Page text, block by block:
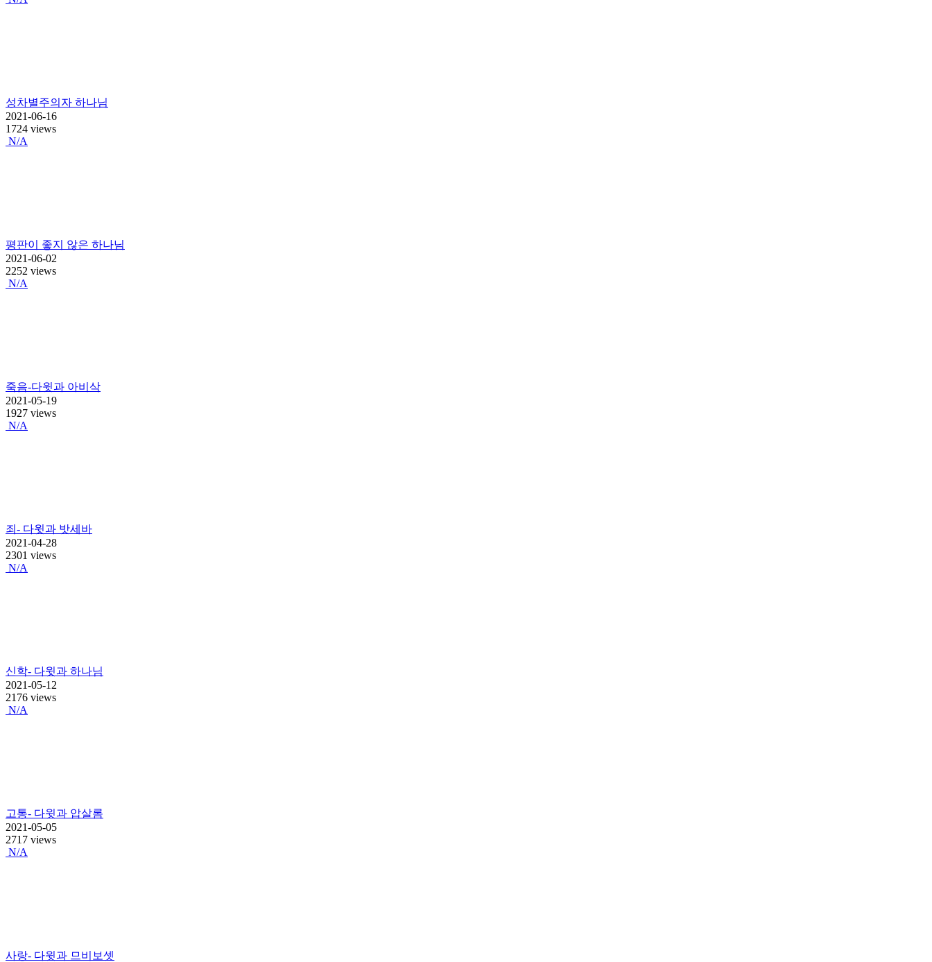
성차별주의자 하나님
2021-06-16
1724 views
N/A
평판이 좋지 않은 하나님
2021-06-02
2252 views
N/A
죽음-다윗과 아비삭
2021-05-19
1927 views
N/A
죄- 다윗과 밧세바
2021-04-28
2301 views
N/A
신학- 다윗과 하나님
2021-05-12
2176 views
N/A
고통- 다윗과 압살롬
2021-05-05
2717 views
N/A
사랑- 다윗과 므비보셋